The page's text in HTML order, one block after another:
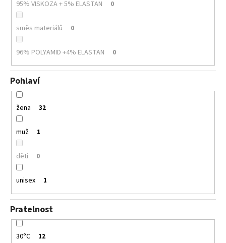
95% VISKOZA + 5% ELASTAN 0
směs materiálů 0
96% POLYAMID +4% ELASTAN 0
Pohlaví
žena 32
muž 1
děti 0
unisex 1
Pratelnost
30°C 12